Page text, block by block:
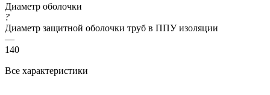
Диаметр оболочки
?
Диаметр защитной оболочки труб в ППУ изоляции
—
140
Все характеристики